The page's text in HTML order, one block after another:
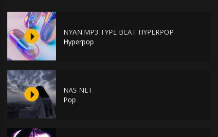
NYAN.MP3 TYPE BEAT HYPERPOP
Hyperpop
NAS NET
Pop